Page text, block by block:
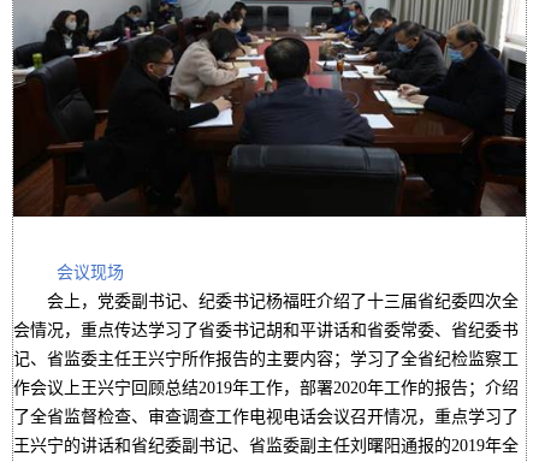
会议现场
会上，党委副书记、纪委书记杨福旺介绍了十三届省纪委四次全
会情况，重点传达学习了省委书记胡和平讲话和省委常委、省纪委书
记、省监委主任王兴宁所作报告的主要内容；学习了全省纪检监察工
作会议上王兴宁回顾总结2019年工作，部署2020年工作的报告；介绍
了全省监督检查、审查调查工作电视电话会议召开情况，重点学习了
王兴宁的讲话和省纪委副书记、省监委副主任刘曙阳通报的2019年全